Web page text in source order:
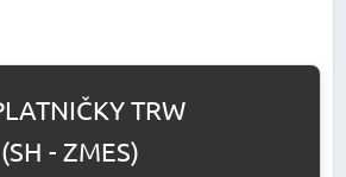
TRW
- ZMES)